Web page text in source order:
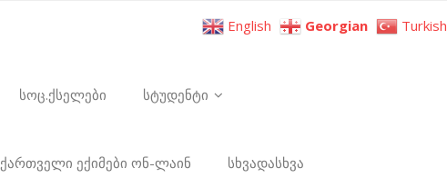
სოც.ქსელები სტუდენტი
ექიმები ონ-ლაინ სხვადასხვა
English Georgian Turkish